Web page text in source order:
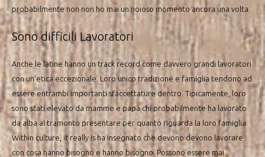
probabilmente non non ho mai un noioso momento ancora una volta.
Sono difficili Lavoratori
Anche le latine hanno un track record come davvero grandi lavoratori
con un’etica eccezionale. Loro unico tradizione e famiglia tendono ad
essere entrambi importanti sfaccettature dentro. Tipicamente, loro
sono stati elevato da mamme e papà chi probabilmente ha lavorato
da alba al tramonto presentare per quanto riguarda la loro famiglia.
Within culture, it really is ha insegnato che devono devono lavorare
con cosa hanno bisogno e hanno bisogno. Possono essere mai